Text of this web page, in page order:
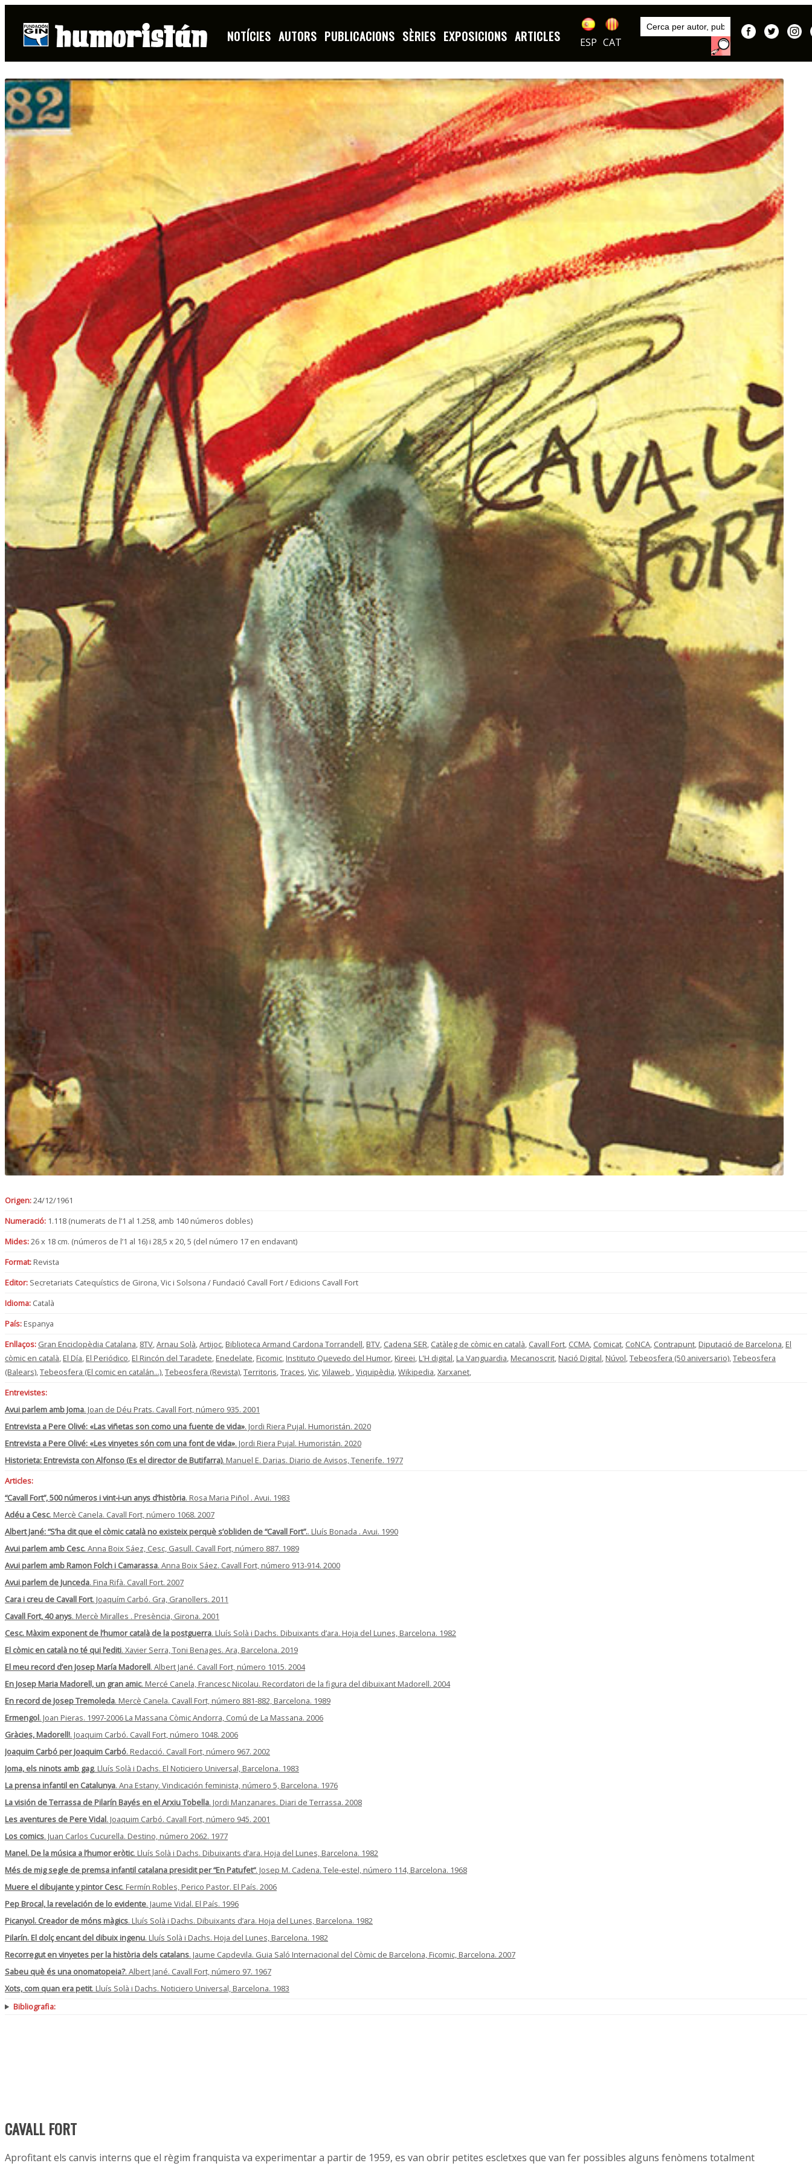
NOTÍCIES AUTORS PUBLICACIONS SÈRIES EXPOSICIONS ARTICLES ESP CAT
Publicacions
FITXA DIBUIXOS
Origen:24/12/1961
Numeració: 1.118 (numerats de l’1 al 1.258, amb 140 números dobles)
Mides:26 x 18 cm. (números de l’1 al 16) i 28,5 x 20, 5 (del número 17 en endavant)
Format: Revista
Editor: Secretariats Catequístics de Girona, Vic i Solsona / Fundació Cavall Fort / Edicions Cavall Fort
Idioma: Català
País: Espanya
Enllaços: Gran Enciclopèdia Catalana, 8TV,Arnau Solà,Artijoc, Biblioteca Armand Cardona Torrandell, BTV, Cadena SER, Catàleg de còmic en català, Cavall Fort, CCMA, Comicat, CoNCA, Contrapunt, Diputació de Barcelona, El
còmic en català, El Día, El Periódico, El Rincón del Taradete, Enedelate, Ficomic, Instituto Quevedo del Humor, Kireei, L'H digital, La Vanguardia, Mecanoscrit, Nació Digital, Núvol,Tebeosfera (50 aniversario),Tebeosfera
(Balears),Tebeosfera (El comic en catalán...),Tebeosfera (Revista),Territoris,Traces,Vic,Vilaweb ,Viquipèdia,Wikipedia,Xarxanet,
Entrevistes:
Avui parlem amb Joma. Joan de Déu Prats. Cavall Fort, número 935. 2001
Entrevista a Pere Olivé: «Las viñetas son como una fuente de vida». Jordi Riera Pujal. Humoristán. 2020
Entrevista a Pere Olivé: «Les vinyetes són com una font de vida». Jordi Riera Pujal. Humoristán. 2020
Historieta: Entrevista con Alfonso (Es el director de Butifarra). Manuel E. Darias. Diario de Avisos, Tenerife. 1977
Articles:
“Cavall Fort”, 500 números i vint-i-un anys d’història. Rosa Maria Piñol . Avui. 1983
Adéu a Cesc. Mercè Canela. Cavall Fort, número 1068. 2007
Albert Jané: “S’ha dit que el còmic català no existeix perquè s’obliden de “Cavall Fort”.. Lluís Bonada . Avui. 1990
Avui parlem amb Cesc. Anna Boix Sáez, Cesc, Gasull. Cavall Fort, número 887. 1989
Avui parlem amb Ramon Folch i Camarassa. Anna Boix Sáez. Cavall Fort, número 913-914. 2000
Avui parlem de Junceda. Fina Rifà. Cavall Fort. 2007
Cara i creu de Cavall Fort. Joaquím Carbó. Gra, Granollers. 2011
Cavall Fort, 40 anys. Mercè Miralles . Presència, Girona. 2001
Cesc. Màxim exponent de l’humor català de la postguerra. Lluís Solà i Dachs. Dibuixants d’ara. Hoja del Lunes, Barcelona. 1982
El còmic en català no té qui l’editi. Xavier Serra, Toni Benages. Ara, Barcelona. 2019
El meu record d’en Josep María Madorell. Albert Jané. Cavall Fort, número 1015. 2004
En Josep Maria Madorell, un gran amic. Mercé Canela, Francesc Nicolau. Recordatori de la figura del dibuixant Madorell. 2004
En record de Josep Tremoleda. Mercè Canela. Cavall Fort, número 881-882, Barcelona. 1989
Ermengol. Joan Pieras. 1997-2006 La Massana Còmic Andorra, Comú de La Massana. 2006
Gràcies, Madorell!. Joaquim Carbó. Cavall Fort, número 1048. 2006
Joaquim Carbó per Joaquim Carbó. Redacció. Cavall Fort, número 967. 2002
Joma, els ninots amb gag. Lluís Solà i Dachs. El Noticiero Universal, Barcelona. 1983
La prensa infantil en Catalunya. Ana Estany. Vindicación feminista, número 5, Barcelona. 1976
La visión de Terrassa de Pilarín Bayés en el Arxiu Tobella. Jordi Manzanares. Diari de Terrassa. 2008
Les aventures de Pere Vidal. Joaquim Carbó. Cavall Fort, número 945. 2001
Los comics. Juan Carlos Cucurella. Destino, número 2062. 1977
Manel. De la música a l’humor eròtic. Lluís Solà i Dachs. Dibuixants d’ara. Hoja del Lunes, Barcelona. 1982
Més de mig segle de premsa infantil catalana presidit per “En Patufet“. Josep M. Cadena. Tele-estel, número 114, Barcelona. 1968
Muere el dibujante y pintor Cesc. Fermín Robles, Perico Pastor. El País. 2006
Pep Brocal, la revelación de lo evidente. Jaume Vidal. El País. 1996
Picanyol. Creador de móns màgics. Lluís Solà i Dachs. Dibuixants d’ara. Hoja del Lunes, Barcelona. 1982
Pilarín. El dolç encant del dibuix ingenu. Lluís Solà i Dachs. Hoja del Lunes, Barcelona. 1982
Recorregut en vinyetes per la història dels catalans. Jaume Capdevila. Guia Saló Internacional del Còmic de Barcelona, Ficomic, Barcelona. 2007
Sabeu què és una onomatopeia?. Albert Jané. Cavall Fort, número 97. 1967
Xots, com quan era petit. Lluís Solà i Dachs. Noticiero Universal, Barcelona. 1983
Bibliografia:
CAVALL FORT
Aprofitant els canvis interns que el règim franquista va experimentar a partir de 1959, es van obrir petites escletxes que van fer possibles alguns fenòmens totalment